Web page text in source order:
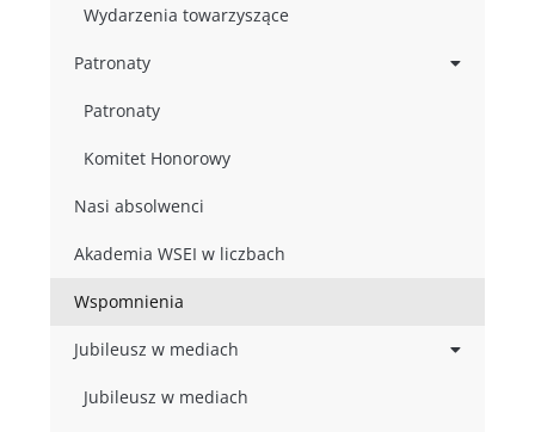
Wydarzenia towarzyszące
Patronaty
Patronaty
Komitet Honorowy
Nasi absolwenci
Akademia WSEI w liczbach
Wspomnienia
Jubileusz w mediach
Jubileusz w mediach